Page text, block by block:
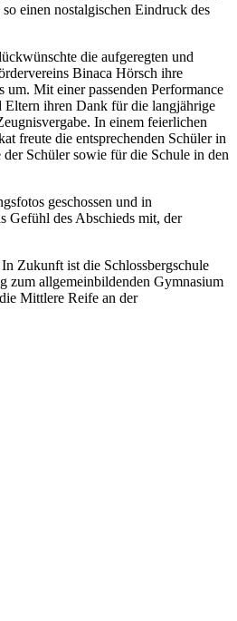
einen nostalgischen Eindruck des
die aufgeregten und
Binaca Hörsch ihre
Mit einer passenden Performance
Eltern ihren Dank für die langjährige
In einem feierlichen
freute die entsprechenden Schüler in
Schüler sowie für die Schule in den
geschossen und in
Gefühl des Abschieds mit, der
Zukunft ist die Schlossbergschule
zum allgemeinbildenden Gymnasium
Mittlere Reife an der